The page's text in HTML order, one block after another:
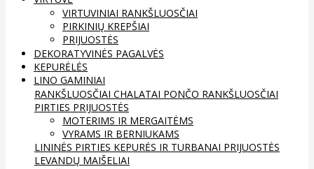
VIRTUVINIAI RANKŠLUOSČIAI
PIRKINIŲ KREPŠIAI
PRIJUOSTĖS
DEKORATYVINĖS PAGALVĖS
KEPURĖLĖS
LINO GAMINIAI
RANKŠLUOSČIAI CHALATAI PONČO RANKŠLUOSČIAI
PIRTIES PRIJUOSTĖS
MOTERIMS IR MERGAITĖMS
VYRAMS IR BERNIUKAMS
LININĖS PIRTIES KEPURĖS IR TURBANAI PRIJUOSTĖS
LEVANDŲ MAIŠELIAI